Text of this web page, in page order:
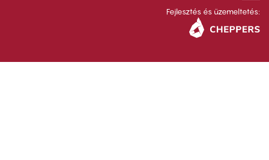
Fejlesztés és üzemeltetés: